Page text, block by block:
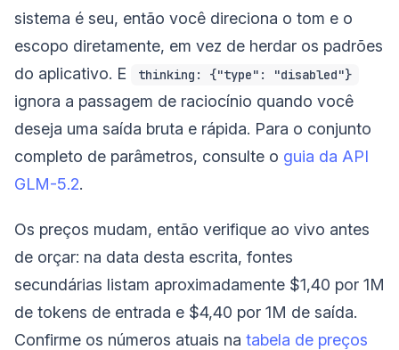
sistema é seu, então você direciona o tom e o
escopo diretamente, em vez de herdar os padrões
do aplicativo. E
thinking: {"type": "disabled"}
ignora a passagem de raciocínio quando você
deseja uma saída bruta e rápida. Para o conjunto
completo de parâmetros, consulte o guia da API
GLM-5.2.
Os preços mudam, então verifique ao vivo antes
de orçar: na data desta escrita, fontes
secundárias listam aproximadamente $1,40 por 1M
de tokens de entrada e $4,40 por 1M de saída.
Confirme os números atuais na tabela de preços